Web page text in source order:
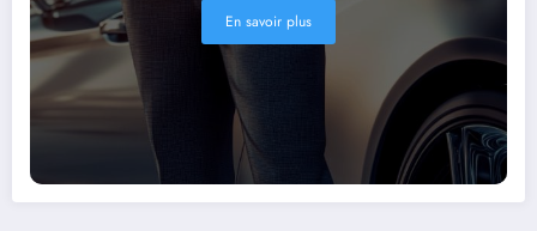
En savoir plus